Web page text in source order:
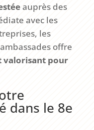
auprès des
avec les
les
offre
valorisant pour
dans le 8e